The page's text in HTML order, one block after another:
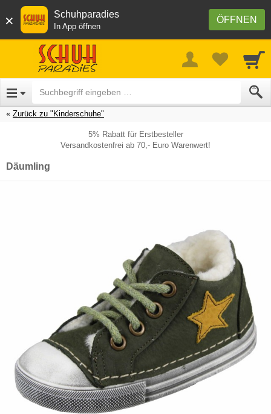
× ÖFFNEN
Schuhparadies
In App öffnen
Zurück zu "Kinderschuhe"
5% Rabatt für Erstbesteller
Versandkostenfrei ab 70,- Euro Warenwert!
Däumling